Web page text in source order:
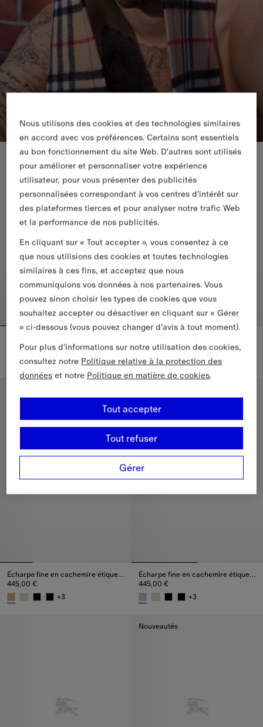
445,00 €
Écharpe fine en cachemire Check, 445,00 €
Nouveautés
445,00 €
Écharpe fine en cachemire
Écharpe fine en cachemire étiquette Check
445,00 €
+3
Écharpe fine en cachemire étiquette Check
445,00 €
+3
Nouveautés
Nous utilisons des cookies et des technologies similaires
en accord avec vos préférences. Certains sont essentiels
au bon fonctionnement du site Web. D'autres sont utilisés
pour améliorer et personnaliser votre expérience
utilisateur, pour vous présenter des publicités
personnalisées correspondant à vos centres d’intérêt sur
des plateformes tierces et pour analyser notre trafic Web
et la performance de nos publicités.
En cliquant sur « Tout accepter », vous consentez à ce
que nous utilisions des cookies et toutes technologies
similaires à ces fins, et acceptez que nous
communiquions vos données à nos partenaires. Vous
pouvez sinon choisir les types de cookies que vous
souhaitez accepter ou désactiver en cliquant sur « Gérer
» ci-dessous (vous pouvez changer d’avis à tout moment).
Pour plus d’informations sur notre utilisation des cookies,
consultez notre Politique relative à la protection des
données et notre Politique en matière de cookies.
Gérer
Tout refuser
Tout accepter